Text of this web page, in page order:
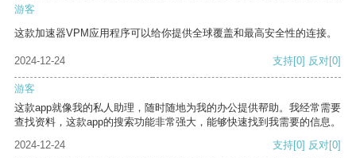
游客
这款加速器VPM应用程序可以给你提供全球覆盖和最高安全性的连接。
2024-12-24 支持[0] 反对[0]
游客
这款app就像我的私人助理，随时随地为我的办公提供帮助。我经常需要
查找资料，这款app的搜索功能非常强大，能够快速找到我需要的信息。
2024-12-24
支持[0] 反对[0]